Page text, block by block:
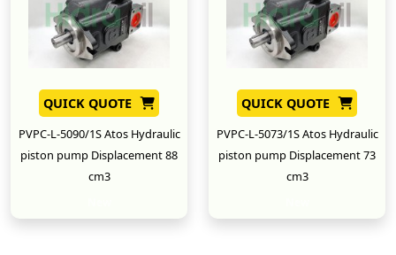
QUICK QUOTE
PVPC-L-5090/1S Atos Hydraulic
piston pump Displacement 88
cm3
QUICK QUOTE
PVPC-L-5073/1S Atos Hydraulic
piston pump Displacement 73
cm3